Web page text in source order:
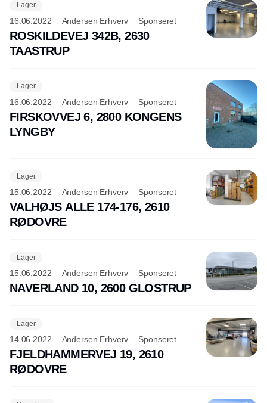
Lager
16.06.2022 Andersen Erhverv Sponseret
ROSKILDEVEJ 342B, 2630
TAASTRUP
Lager
16.06.2022 Andersen Erhverv Sponseret
FIRSKOVVEJ 6, 2800 KONGENS
LYNGBY
Lager
15.06.2022 Andersen Erhverv Sponseret
VALHØJS ALLE 174-176, 2610
RØDOVRE
Lager
15.06.2022 Andersen Erhverv Sponseret
NAVERLAND 10, 2600 GLOSTRUP
Lager
14.06.2022 Andersen Erhverv Sponseret
FJELDHAMMERVEJ 19, 2610
RØDOVRE